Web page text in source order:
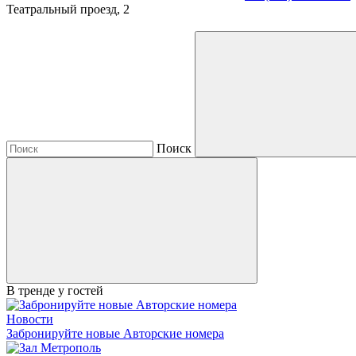
Театральный проезд, 2
Поиск
В тренде у гостей
Новости
Забронируйте новые Авторские номера